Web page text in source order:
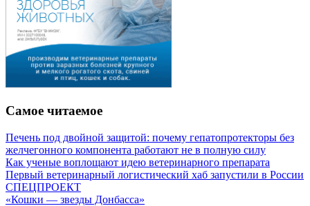
Самое читаемое
Печень под двойной защитой: почему гепатопротекторы без
желчегонного компонента работают не в полную силу
Как ученые воплощают идею ветеринарного препарата
Первый ветеринарный логистический хаб запустили в России
СПЕЦПРОЕКТ
«Кошки — звезды Донбасса»